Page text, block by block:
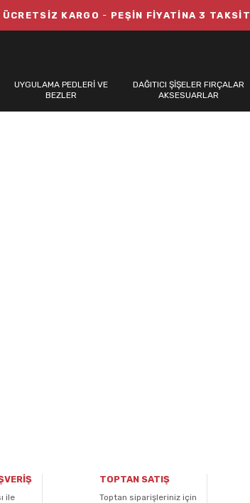
KARGO - PEŞİN FİYATİNA 3 TAKSİT
UYGULAMA PEDLERİ VE
BEZLER
DAĞITICI ŞİŞELER FIRÇALAR
AKSESUARLAR
ile
TOPTAN SATIŞ
Toptan siparişleriniz için